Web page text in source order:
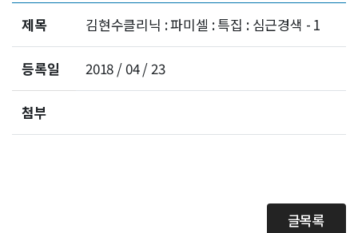
제목 김현수클리닉 : 파미셀 : 특집 : 심근경색 - 1
등록일 2018 / 04 / 23
첨부
글목록